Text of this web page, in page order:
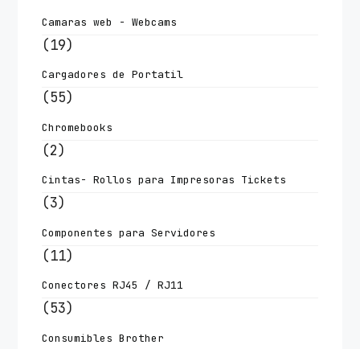
Camaras web - Webcams
(19)
Cargadores de Portatil
(55)
Chromebooks
(2)
Cintas- Rollos para Impresoras Tickets
(3)
Componentes para Servidores
(11)
Conectores RJ45 / RJ11
(53)
Consumibles Brother